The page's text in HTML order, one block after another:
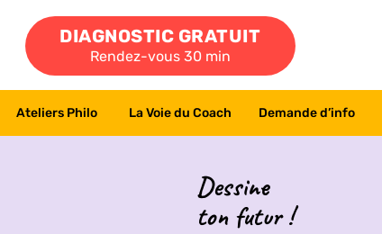
DIAGNOSTIC GRATUIT
Rendez-vous 30 min
Ateliers Philo La Voie du Coach Demande d’info
Dessine
ton futur !